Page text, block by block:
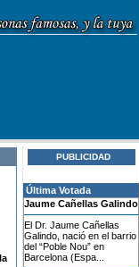
PUBLICIDAD
Última Votada
Jaume Cañellas Galindo
El Dr. Jaume Cañellas
Galindo, nació en el barrio
del “Poble Nou” en
Barcelona (Espa...